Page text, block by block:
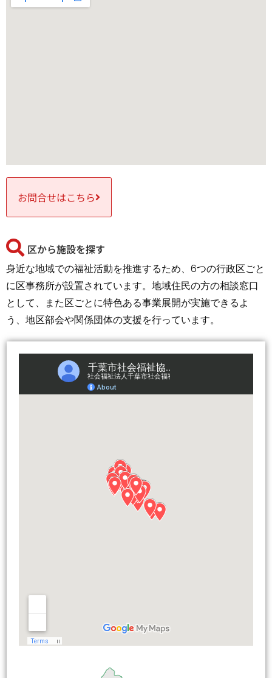
お問合せはこちら
区から施設を探す
身近な地域での福祉活動を推進するため、6つの行政区ごと
に区事務所が設置されています。地域住民の方の相談窓口
として、また区ごとに特色ある事業展開が実施できるよ
う、地区部会や関係団体の支援を行っています。